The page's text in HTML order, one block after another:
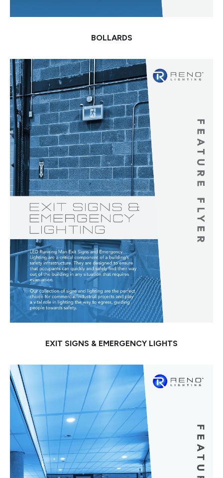
BOLLARDS
EXIT SIGNS & EMERGENCY LIGHTS